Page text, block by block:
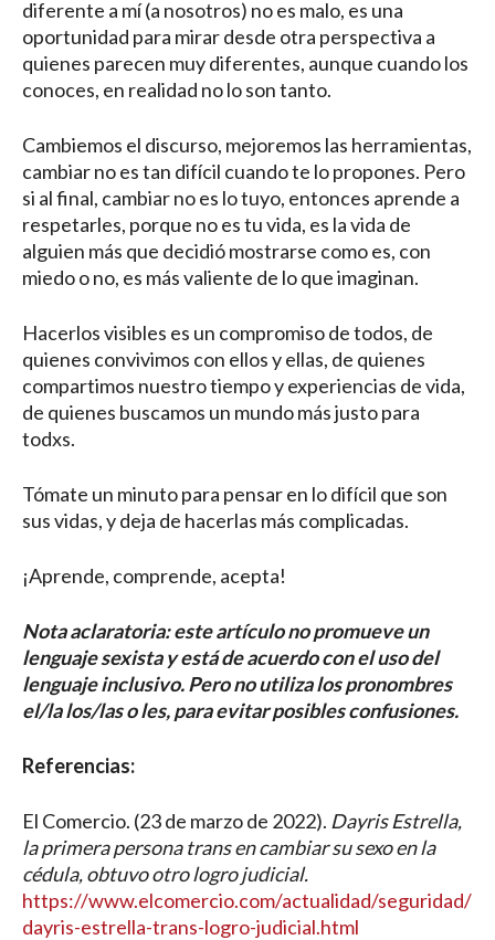
diferente a mí (a nosotros) no es malo, es una
oportunidad para mirar desde otra perspectiva a
quienes parecen muy diferentes, aunque cuando los
conoces, en realidad no lo son tanto.
Cambiemos el discurso, mejoremos las herramientas,
cambiar no es tan difícil cuando te lo propones. Pero
si al final, cambiar no es lo tuyo, entonces aprende a
respetarles, porque no es tu vida, es la vida de
alguien más que decidió mostrarse como es, con
miedo o no, es más valiente de lo que imaginan.
Hacerlos visibles es un compromiso de todos, de
quienes convivimos con ellos y ellas, de quienes
compartimos nuestro tiempo y experiencias de vida,
de quienes buscamos un mundo más justo para
todxs.
Tómate un minuto para pensar en lo difícil que son
sus vidas, y deja de hacerlas más complicadas.
¡Aprende, comprende, acepta!
Nota aclaratoria: este artículo no promueve un
lenguaje sexista y está de acuerdo con el uso del
lenguaje inclusivo. Pero no utiliza los pronombres
el/la los/las o les, para evitar posibles confusiones.
Referencias:
El Comercio. (23 de marzo de 2022). Dayris Estrella,
la primera persona trans en cambiar su sexo en la
cédula, obtuvo otro logro judicial.
https://www.elcomercio.com/actualidad/seguridad/
dayris-estrella-trans-logro-judicial.html